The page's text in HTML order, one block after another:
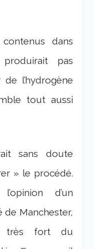
dans
produirait pas
l’hydrogène
tout aussi
sans doute
» le procédé.
d’un
de Manchester,
très fort du